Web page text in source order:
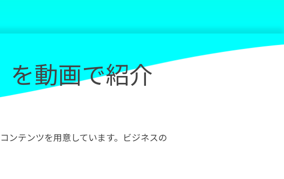
を動画で紹介
ンテンツを用意しています。ビジネスの